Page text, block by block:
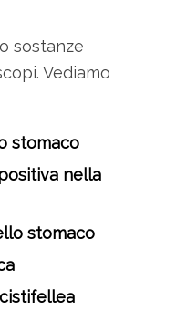
sostanze
Vediamo
stomaco
nella
stomaco